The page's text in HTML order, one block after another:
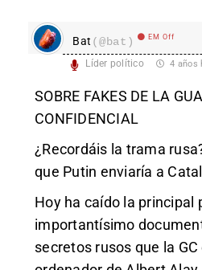
Bat (@bat) EM Off
Líder político 4 años
SOBRE FAKES DE LA
CONFIDENCIAL
¿Recordáis la trama
que Putin enviaría a
Hoy ha caído la principal
importantísimo
secretos rusos que la